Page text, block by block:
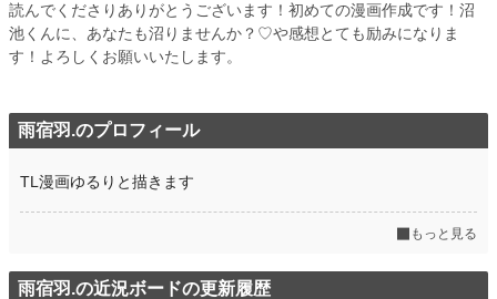
読んでくださりありがとうございます！初めての漫画作成です！沼
池くんに、あなたも沼りませんか？♡や感想とても励みになりま
す！よろしくお願いいたします。
雨宿羽.のプロフィール
TL漫画ゆるりと描きます
もっと見る
雨宿羽.の近況ボードの更新履歴